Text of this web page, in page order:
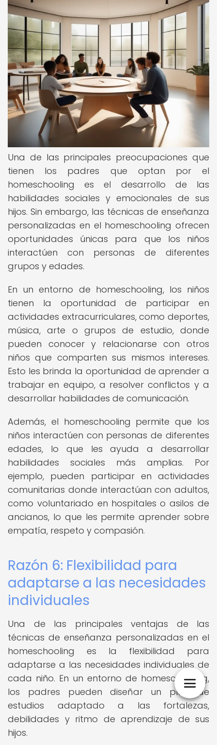
Una de las principales preocupaciones que
tienen los padres que optan por el
homeschooling es el desarrollo de las
habilidades sociales y emocionales de sus
hijos. Sin embargo, las técnicas de enseñanza
personalizadas en el homeschooling ofrecen
oportunidades únicas para que los niños
interactúen con personas de diferentes
grupos y edades.
En un entorno de homeschooling, los niños
tienen la oportunidad de participar en
actividades extracurriculares, como deportes,
música, arte o grupos de estudio, donde
pueden conocer y relacionarse con otros
niños que comparten sus mismos intereses.
Esto les brinda la oportunidad de aprender a
trabajar en equipo, a resolver conflictos y a
desarrollar habilidades de comunicación.
Además, el homeschooling permite que los
niños interactúen con personas de diferentes
edades, lo que les ayuda a desarrollar
habilidades sociales más amplias. Por
ejemplo, pueden participar en actividades
comunitarias donde interactúan con adultos,
como voluntariado en hospitales o asilos de
ancianos, lo que les permite aprender sobre
empatía, respeto y compasión.
Razón 6: Flexibilidad para
adaptarse a las necesidades
individuales
Una de las principales ventajas de las
técnicas de enseñanza personalizadas en el
homeschooling es la flexibilidad para
adaptarse a las necesidades individuales de
cada niño. En un entorno de homeschooling,
los padres pueden diseñar un plan de
estudios adaptado a las fortalezas,
debilidades y ritmo de aprendizaje de sus
hijos.